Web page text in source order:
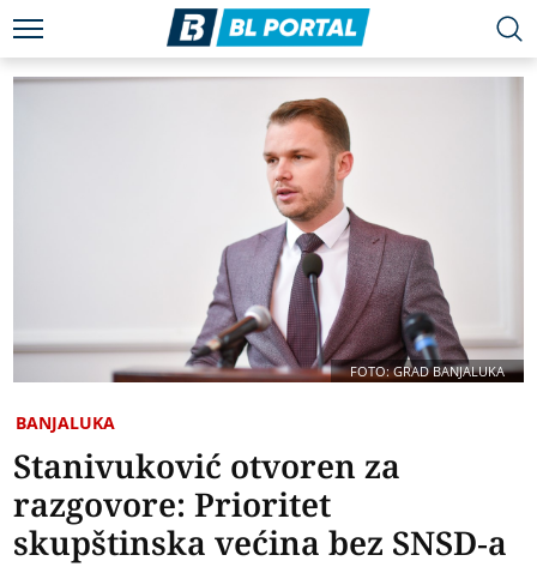
FOTO: GRAD BANJALUKA
BANJALUKA
Stanivuković otvoren za
razgovore: Prioritet
skupštinska većina bez SNSD-a